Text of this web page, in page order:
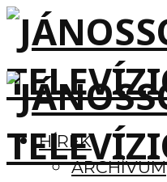
HÍREK
ARCHÍVUM